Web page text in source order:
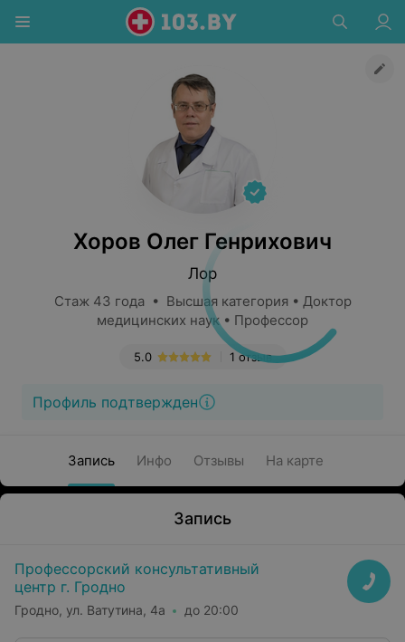
Хоров Олег Генрихович
Лор
Стаж 43 года • Высшая категория • Доктор
медицинских наук • Профессор
1 отзыв
5.0
Профиль подтвержден
Запись Инфо Отзывы На карте
Запись
Профессорский консультативный
центр г. Гродно
Гродно, ул. Ватутина, 4а до 20:00